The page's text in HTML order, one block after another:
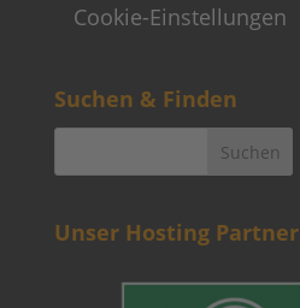
Cookie-Einstellungen
Suchen & Finden
Unser Hosting Partner